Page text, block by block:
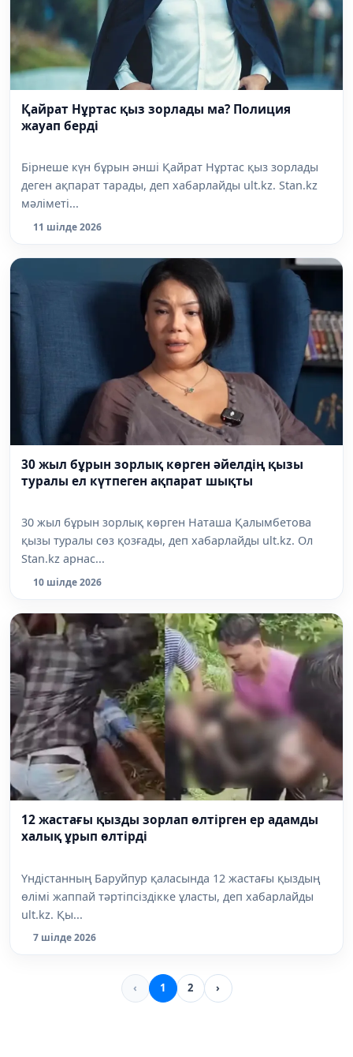
Қайрат Нұртас қыз зорлады ма? Полиция
жауап берді
Бірнеше күн бұрын әнші Қайрат Нұртас қыз зорлады
деген ақпарат тарады, деп хабарлайды ult.kz. Stan.kz
мәліметі...
11 шілде 2026
30 жыл бұрын зорлық көрген әйелдің қызы
туралы ел күтпеген ақпарат шықты
30 жыл бұрын зорлық көрген Наташа Қалымбетова
қызы туралы сөз қозғады, деп хабарлайды ult.kz. Ол
Stan.kz арнас...
10 шілде 2026
12 жастағы қызды зорлап өлтірген ер адамды
халық ұрып өлтірді
Үндістанның Баруйпур қаласында 12 жастағы қыздың
өлімі жаппай тәртіпсіздікке ұласты, деп хабарлайды
ult.kz. Қы...
7 шілде 2026
‹ 1 2 ›